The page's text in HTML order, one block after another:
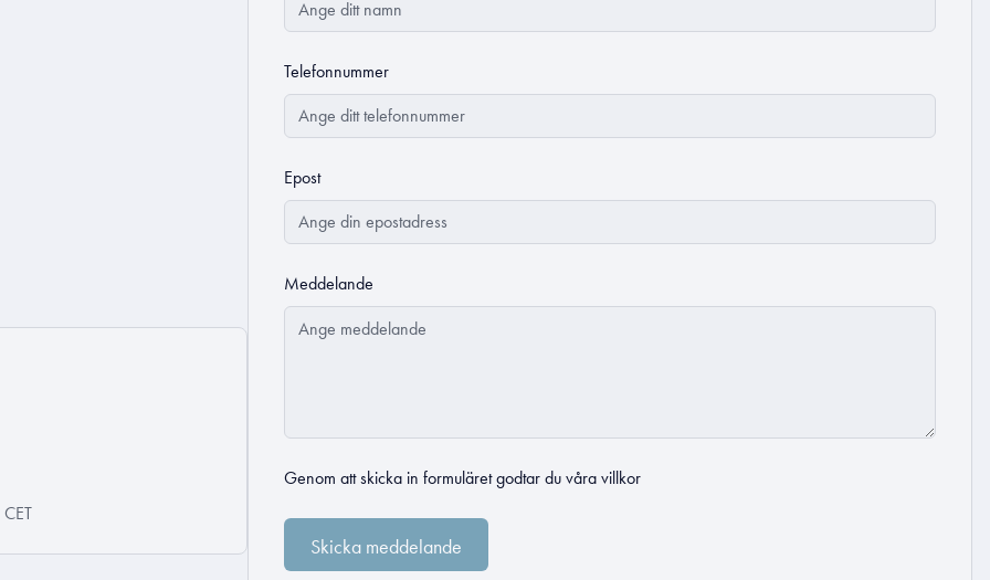
Telefonnummer
Epost
Meddelande
Genom att skicka in formuläret godtar du våra villkor